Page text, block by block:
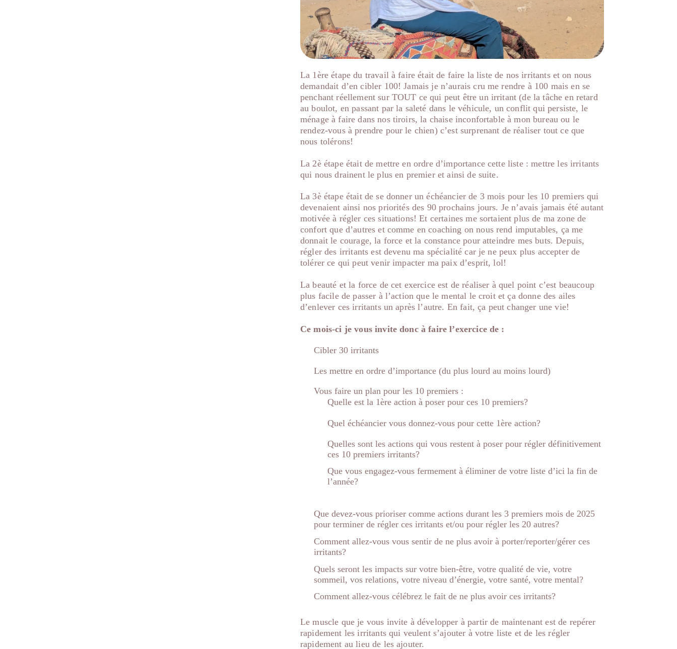
La 1ère étape du travail à faire était de faire la liste de nos irritants et on nous
demandait d’en cibler 100! Jamais je n’aurais cru me rendre à 100 mais en se
penchant réellement sur TOUT ce qui peut être un irritant (de la tâche en retard
au boulot, en passant par la saleté dans le véhicule, un conflit qui persiste, le
ménage à faire dans nos tiroirs, la chaise inconfortable à mon bureau ou le
rendez-vous à prendre pour le chien) c’est surprenant de réaliser tout ce que
nous tolérons!
La 2è étape était de mettre en ordre d’importance cette liste : mettre les irritants
qui nous drainent le plus en premier et ainsi de suite.
La 3è étape était de se donner un échéancier de 3 mois pour les 10 premiers qui
devenaient ainsi nos priorités des 90 prochains jours. Je n’avais jamais été autant
motivée à régler ces situations! Et certaines me sortaient plus de ma zone de
confort que d’autres et comme en coaching on nous rend imputables, ça me
donnait le courage, la force et la constance pour atteindre mes buts. Depuis,
régler des irritants est devenu ma spécialité car je ne peux plus accepter de
tolérer ce qui peut venir impacter ma paix d’esprit, lol!
La beauté et la force de cet exercice est de réaliser à quel point c’est beaucoup
plus facile de passer à l’action que le mental le croit et ça donne des ailes
d’enlever ces irritants un après l’autre. En fait, ça peut changer une vie!
Ce mois-ci je vous invite donc à faire l’exercice de :
Cibler 30 irritants
Les mettre en ordre d’importance (du plus lourd au moins lourd)
Vous faire un plan pour les 10 premiers :
Quelle est la 1ère action à poser pour ces 10 premiers?
Quel échéancier vous donnez-vous pour cette 1ère action?
Quelles sont les actions qui vous restent à poser pour régler définitivement
ces 10 premiers irritants?
Que vous engagez-vous fermement à éliminer de votre liste d’ici la fin de
l’année?
Que devez-vous prioriser comme actions durant les 3 premiers mois de 2025
pour terminer de régler ces irritants et/ou pour régler les 20 autres?
Comment allez-vous vous sentir de ne plus avoir à porter/reporter/gérer ces
irritants?
Quels seront les impacts sur votre bien-être, votre qualité de vie, votre
sommeil, vos relations, votre niveau d’énergie, votre santé, votre mental?
Comment allez-vous célébrez le fait de ne plus avoir ces irritants?
Le muscle que je vous invite à développer à partir de maintenant est de repérer
rapidement les irritants qui veulent s’ajouter à votre liste et de les régler
rapidement au lieu de les ajouter.